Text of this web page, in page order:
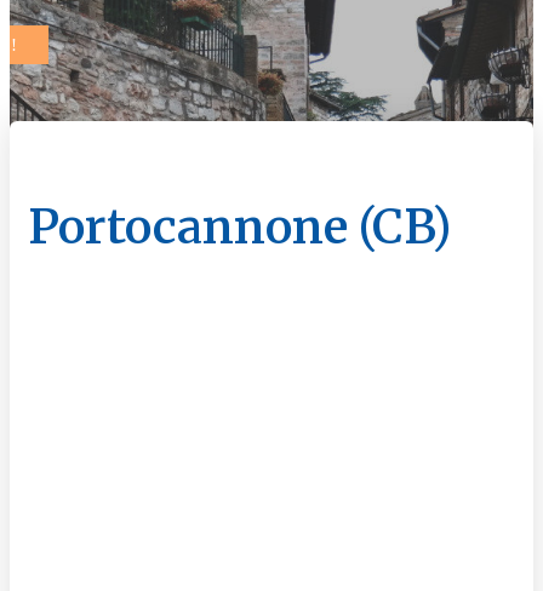
Portocannone (CB)